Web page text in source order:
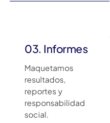
03. Informes
Maquetamos
resultados,
reportes y
responsabilidad
social.